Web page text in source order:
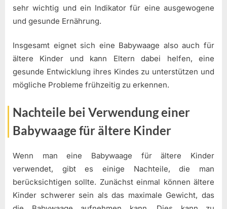
sehr wichtig und ein Indikator für eine ausgewogene
und gesunde Ernährung.
Insgesamt eignet sich eine Babywaage also auch für
ältere Kinder und kann Eltern dabei helfen, eine
gesunde Entwicklung ihres Kindes zu unterstützen und
mögliche Probleme frühzeitig zu erkennen.
Nachteile bei Verwendung einer
Babywaage für ältere Kinder
Wenn man eine Babywaage für ältere Kinder
verwendet, gibt es einige Nachteile, die man
berücksichtigen sollte. Zunächst einmal können ältere
Kinder schwerer sein als das maximale Gewicht, das